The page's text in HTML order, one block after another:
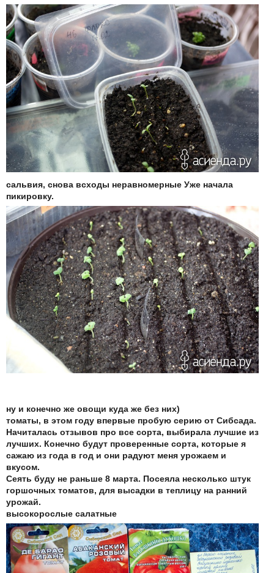
сальвия, снова всходы неравномерные Уже начала
пикировку.
ну и конечно же овощи куда же без них)
томаты, в этом году впервые пробую серию от Сибсада.
Начиталась отзывов про все сорта, выбирала лучшие из
лучших. Конечно будут проверенные сорта, которые я
сажаю из года в год и они радуют меня урожаем и
вкусом.
Сеять буду не раньше 8 марта. Посеяла несколько штук
горшочных томатов, для высадки в теплицу на ранний
урожай.
высокорослые салатные